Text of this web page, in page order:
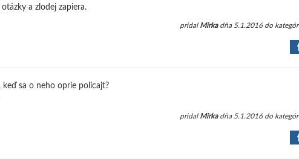
a zlodej zapiera.
pridal Mirkadňa 5.1.2016 do
keď sa o neho oprie policajt?
pridal Mirkadňa 5.1.2016 do